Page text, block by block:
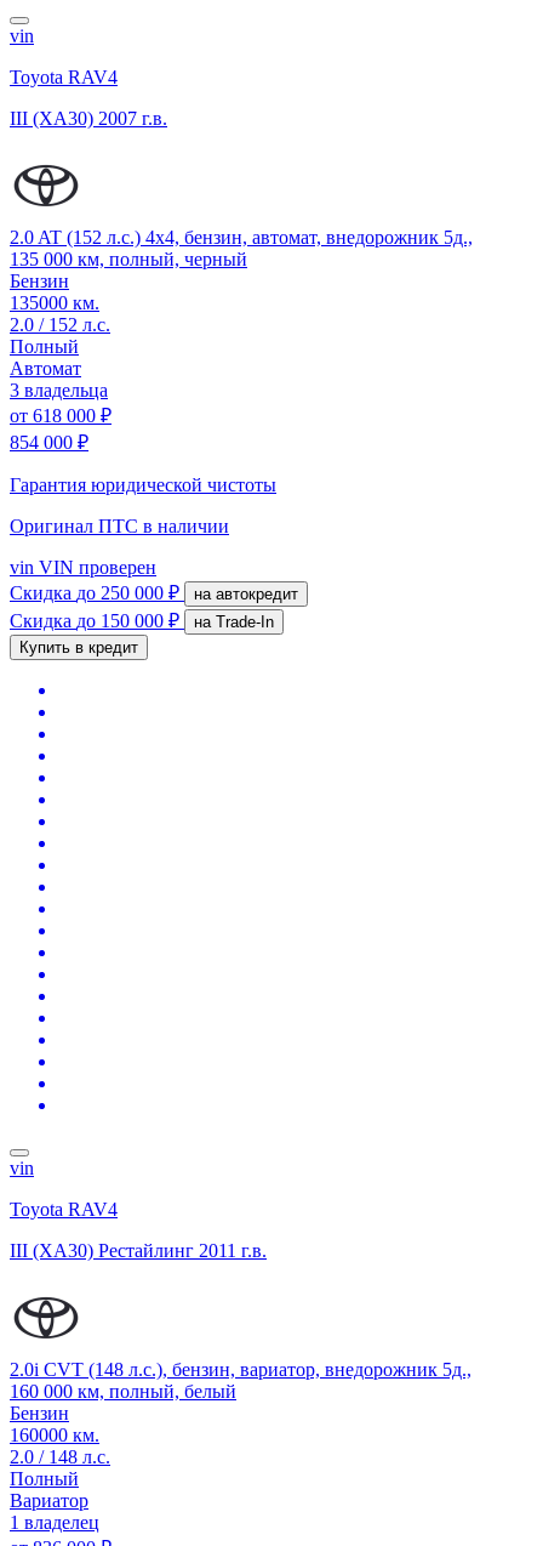
vin
Toyota RAV4
III (XA30) 2007 г.в.
2.0 AT (152 л.с.) 4x4, бензин, автомат, внедорожник 5д.,
135 000 км, полный, черный
Бензин
135000 км.
2.0 / 152 л.с.
Полный
Автомат
3 владельца
от 618 000 ₽
854 000 ₽
Гарантия юридической чистоты
Оригинал ПТС в наличии
vin VIN проверен
Скидка до 250 000 ₽ на автокредит
Скидка до 150 000 ₽
на Trade-In
Купить в кредит
vin
Toyota RAV4
III (XA30) Рестайлинг 2011 г.в.
2.0i CVT (148 л.с.), бензин, вариатор, внедорожник 5д.,
160 000 км, полный, белый
Бензин
160000 км.
2.0 / 148 л.с.
Полный
Вариатор
1 владелец